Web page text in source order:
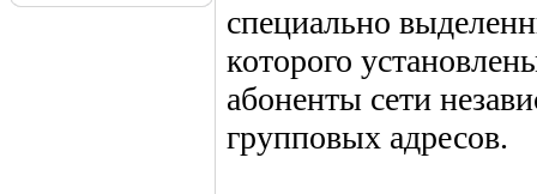
специально
которого
абоненты сети
групповых адресов.